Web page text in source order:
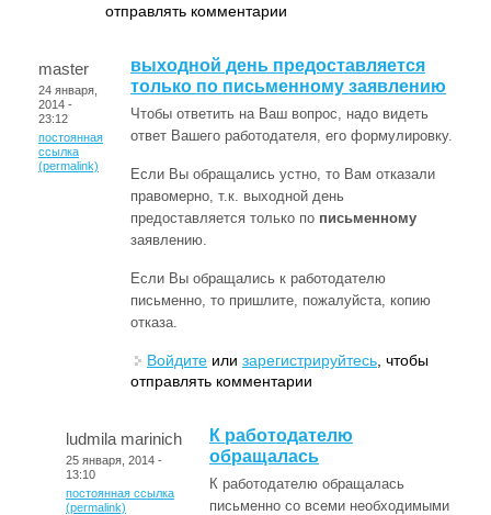
отправлять комментарии
master
24 января,
2014 -
23:12
постоянная
ссылка
(permalink)
выходной день предоставляется
только по письменному заявлению
Чтобы ответить на Ваш вопрос, надо видеть
ответ Вашего работодателя, его формулировку.
Если Вы обращались устно, то Вам отказали
правомерно, т.к. выходной день
предоставляется только по письменному
заявлению.
Если Вы обращались к работодателю
письменно, то пришлите, пожалуйста, копию
отказа.
Войдите или зарегистрируйтесь , чтобы
отправлять комментарии
ludmila marinich
25 января, 2014 -
13:10
постоянная ссылка
(permalink)
К работодателю
обращалась
К работодателю обращалась
письменно со всеми необходимыми